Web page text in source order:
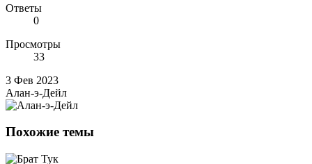
Ответы
0
Просмотры
33
3 Фев 2023
Алан-э-Дейл
Похожие темы